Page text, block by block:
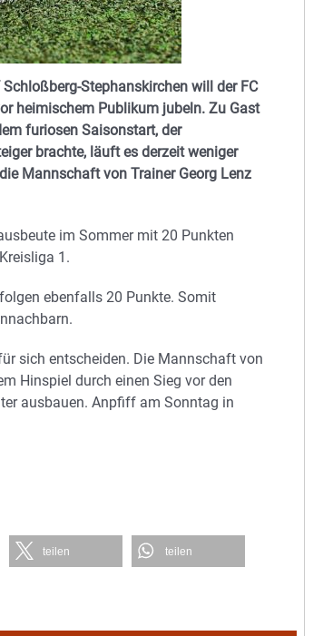
Stephanskirchen will der FC
heimischem Publikum jubeln. Zu Gast
furiosen Saisonstart, der
brachte, läuft es derzeit weniger
Mannschaft von Trainer Georg Lenz
im Sommer mit 20 Punkten
1.
ebenfalls 20 Punkte. Somit
sich entscheiden. Die Mannschaft von
Hinspiel durch einen Sieg vor den
ausbauen. Anpfiff am Sonntag in
teilen teilen